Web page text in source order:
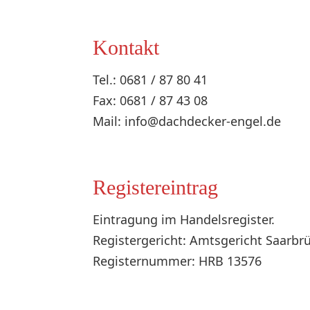
Kontakt
Tel.: 0681 / 87 80 41
Fax: 0681 / 87 43 08
Mail: info@dachdecker-engel.de
Registereintrag
Eintragung im Handelsregister.
Registergericht: Amtsgericht
Registernummer: HRB 13576